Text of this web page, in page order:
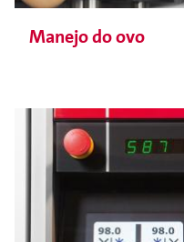
Manejo do ovo